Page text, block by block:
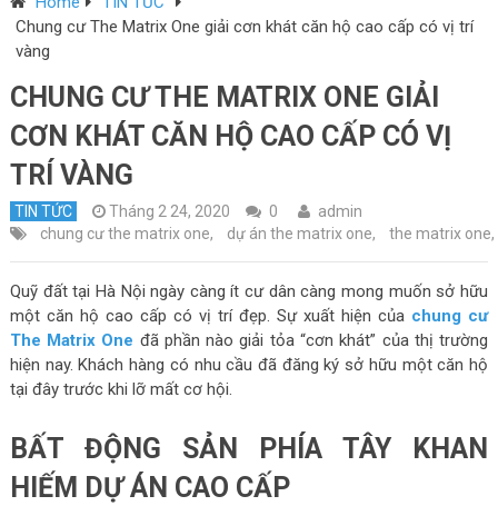
Chung cư The Matrix One giải cơn khát căn hộ cao cấp có vị trí
vàng
CHUNG CƯ THE MATRIX ONE GIẢI
CƠN KHÁT CĂN HỘ CAO CẤP CÓ VỊ
TRÍ VÀNG
TIN TỨC Tháng 2 24, 2020 0
admin
chung cư the matrix one, dự án the matrix one, the matrix one,
Quỹ đất tại Hà Nội ngày càng ít cư dân càng mong muốn sở hữu
một căn hộ cao cấp có vị trí đẹp. Sự xuất hiện của chung cư
The Matrix One đã phần nào giải tỏa “cơn khát” của thị trường
hiện nay. Khách hàng có nhu cầu đã đăng ký sở hữu một căn hộ
tại đây trước khi lỡ mất cơ hội.
BẤT ĐỘNG SẢN PHÍA TÂY KHAN
HIẾM DỰ ÁN CAO CẤP